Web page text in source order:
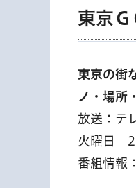
東京
東京の街
ノ・場所
放送：テ
火曜日
番組情報：